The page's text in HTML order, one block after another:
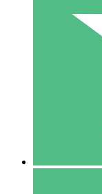
Betaal per